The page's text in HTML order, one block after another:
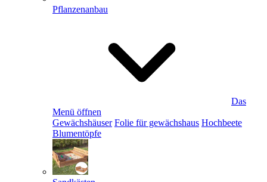
Pflanzenanbau
Das
Menü öffnen
Gewächshäuser Folie für gewächshaus Hochbeete
Blumentöpfe